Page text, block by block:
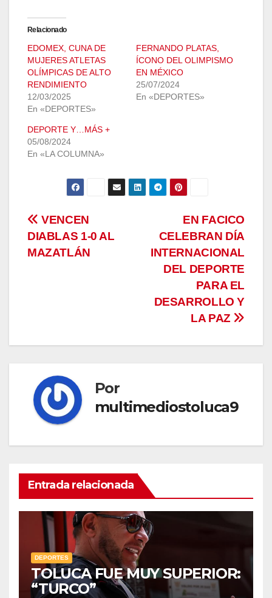
Relacionado
EDOMEX, CUNA DE
MUJERES ATLETAS
OLÍMPICAS DE ALTO
RENDIMIENTO
12/03/2025
En «DEPORTES»
FERNANDO PLATAS,
ÍCONO DEL OLIMPISMO
EN MÉXICO
25/07/2024
En «DEPORTES»
DEPORTE Y…MÁS +
05/08/2024
En «LA COLUMNA»
Navegación
de
EN FACICO
CELEBRAN DÍA
INTERNACIONAL
DEL DEPORTE
PARA EL
DESARROLLO Y
LA PAZ
VENCEN
DIABLAS 1-0 AL
MAZATLÁN
Por
multimediostoluca9
Entrada relacionada
DEPORTES
TOLUCA FUE MUY SUPERIOR:
“TURCO”